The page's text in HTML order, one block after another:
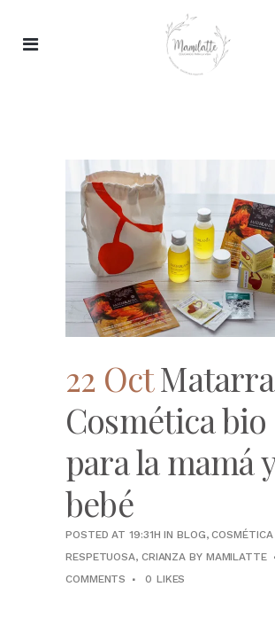
22 Oct
Cosmética bio
para la mamá
bebé
POSTED AT 19:31H INBLOG,COSMÉTICA
RESPETUOSA, CRIANZA BY MAMILATTE
COMMENTS
0 LIKES